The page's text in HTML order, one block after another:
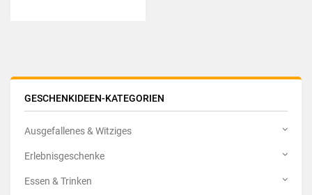
GESCHENKIDEEN-KATEGORIEN
Ausgefallenes & Witziges
Erlebnisgeschenke
Essen & Trinken